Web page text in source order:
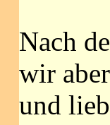
Nach
wir
und